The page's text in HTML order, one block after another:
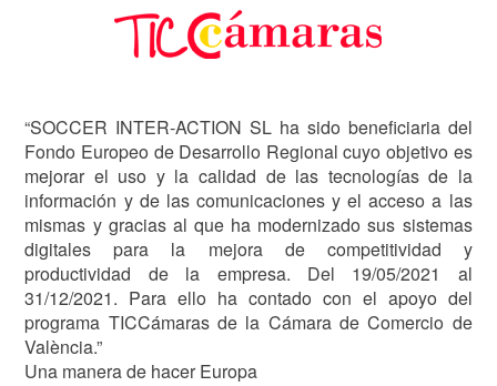
“SOCCER INTER-ACTION SL ha sido beneficiaria del
Fondo Europeo de Desarrollo Regional cuyo objetivo es
mejorar el uso y la calidad de las tecnologías de la
información y de las comunicaciones y el acceso a las
mismas y gracias al que ha modernizado sus sistemas
digitales para la mejora de competitividad y
productividad de la empresa. Del 19/05/2021 al
31/12/2021. Para ello ha contado con el apoyo del
programa TICCámaras de la Cámara de Comercio de
València.”
Una manera de hacer Europa